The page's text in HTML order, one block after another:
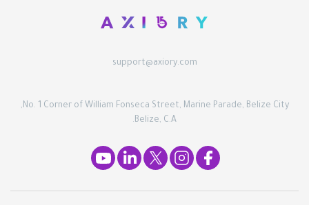
support@axiory.com
No. 1 Corner of William Fonseca Street, Marine Parade, Belize City,
Belize, C.A.